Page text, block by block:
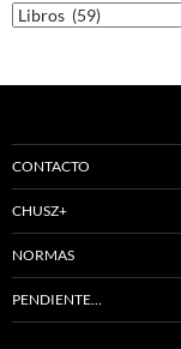
Categorías
CONTACTO
CHUSZ+
NORMAS
PENDIENTE…